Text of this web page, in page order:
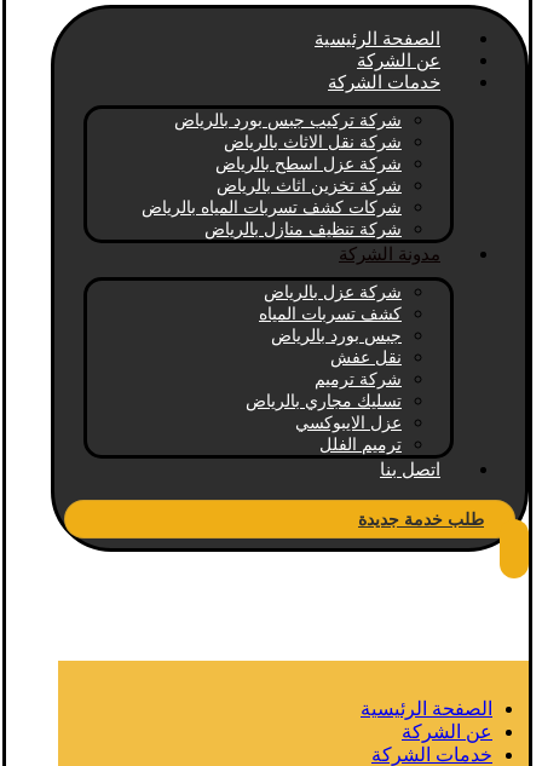
الصفحة الرئيسية
عن الشركة
خدمات الشركة
شركة تركيب جبس بورد بالرياض
شركة نقل الاثاث بالرياض
شركة عزل اسطح بالرياض
شركة تخزين اثاث بالرياض
شركات كشف تسربات المياه بالرياض
شركة تنظيف منازل بالرياض
مدونة الشركة
شركة عزل بالرياض
كشف تسربات المياه
جبس بورد بالرياض
نقل عفش
شركة ترميم
تسليك مجاري بالرياض
عزل الايبوكسي
ترميم الفلل
اتصل بنا
طلب خدمة جديدة
الصفحة الرئيسية
عن الشركة
خدمات الشركة